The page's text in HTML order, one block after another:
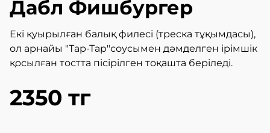
Дабл Фишбургер
Екі қуырылған балық филесі (треска тұқымдасы),
ол арнайы "Тар-Тар"соусымен дәмделген ірімшік
қосылған тостта пісірілген тоқашта беріледі.
2350 тг